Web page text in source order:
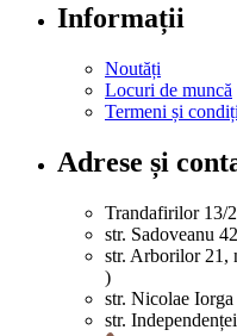
Informații
Noutăți
Locuri de muncă
Termeni și
Adrese și
Trandafirilor 13/2
str. Sadoveanu
str. Arborilor 21,
)
str. Nicolae
str.